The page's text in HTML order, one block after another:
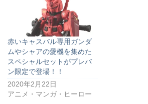
赤いキャスバル専用ガンダ
ムやシャアの愛機を集めた
スペシャルセットがプレバ
ン限定で登場！！
2020年2月22日
アニメ・マンガ・ヒーロー